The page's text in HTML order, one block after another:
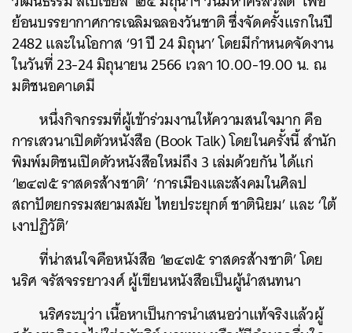
ย้อนบรรยากาศการเฉลิมฉลองวันชาติ ซึ่งจัดครั้งแรกในปี
2482 และในโอกาส ‘91 ปี 24 มิถุนา’ โดยมีกำหนดจัดงาน
ในวันที่ 23-24 มิถุนายน 2566 เวลา 10.00-19.00 น. ณ
มติชนอคาเดมี
หนึ่งกิจกรรมที่ผู้เข้าร่วมงานให้ความสนใจมาก คือ
การเสวนาเปิดตัวหนังสือ (Book Talk) โดยในครั้งนี้ สำนัก
พิมพ์มติชนเปิดตัวหนังสือใหม่ถึง 3 เล่มด้วยกัน ได้แก่
‘๒๔๗๕ ราสดรส้างชาติ’ ‘การเมืองและสังคมในศิลป
สถาปัตยกรรมสยามสมัย ไทยประยุกต์ ชาตินิยม’ และ ‘ใต้
เงาปฏิวัติ’
ที่น่าสนใจคือหนังสือ ‘๒๔๗๕ ราสดรส้างชาติ’ โดย
นริศ จรัสจรรยาวงศ์ ผู้เขียนหนังสือเป็นผู้นำสนทนา
นริศระบุว่า เนื้อหาเป็นการนำเสนอว่าแท้จริงแล้วผู้